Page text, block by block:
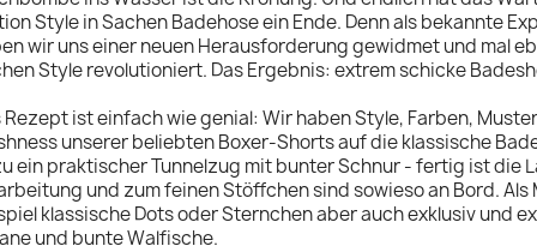
Style in Sachen Badehose ein Ende. Denn als bekannte
wir uns einer neuen Herausforderung gewidmet und mal
Style revolutioniert. Das Ergebnis: extrem schicke
Rezept ist einfach wie genial: Wir haben Style, Farben,
unserer beliebten Boxer-Shorts auf die klassische
ein praktischer Tunnelzug mit bunter Schnur - fertig ist die
und zum feinen Stöffchen sind sowieso an Bord.
klassische Dots oder Sternchen aber auch exklusiv und
und bunte Walfische.